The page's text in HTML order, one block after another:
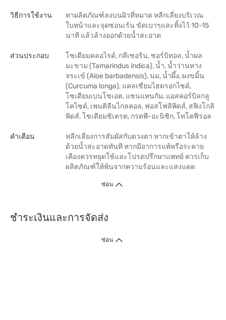
วิธีการใช้งาน
ทาผลิตภัณฑ์ลงบนผิวที่หมาด หลีกเลี่ยงบริเวณ
ใบหน้าและจุดซ่อนเร้น ขัดเบาๆและทิ้งไว้ 10-15
นาที แล้วล้างออกด้วยน้ำสะอาด
ส่วนประกอบ
โซเดียมคลอไรด์, กลีเซอริน, ซอร์บิทอล, น้ำผล
มะขาม (Tamarindus indica), น้ำ, น้ำว่านหาง
จระเข้ (Aloe barbadensis), นม, น้ำผึ้ง, ผงขมิ้น
(Curcuma longa), แคลเซียมไฮดรอกไซด์,
โซเดียมเบนโซเอต, แซนแทนกัม, แอสคอร์บิลกลู
โคไซด์, เพนติลีนไกลคอล, ฟอสโฟลิพิดส์, สฟิงโกลิ
พิดส์, โซเดียมซิเตรต, กรดพี-อะนิซิก, โทโคฟีรอล
คำเตือน
หลีกเลี่ยงการสัมผัสกับดวงตา หากเข้าตาให้ล้าง
ด้วยน้ำสะอาดทันที หากมีอาการแพ้หรือระคาย
เคืองควรหยุดใช้และโปรดปรึกษาแพทย์ ควรเก็บ
ผลิตภัณฑ์ให้พ้นจากความร้อนและแสงแดด
ซ่อน
ชำระเงินและการจัดส่ง
ซ่อน